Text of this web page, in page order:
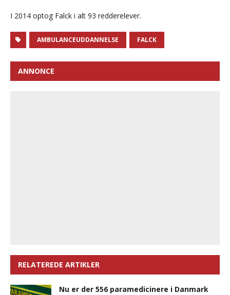
I 2014 optog Falck i alt 93 redderelever.
AMBULANCEUDDANNELSE FALCK
ANNONCE
RELATEREDE ARTIKLER
Nu er der 556 paramedicinere i Danmark